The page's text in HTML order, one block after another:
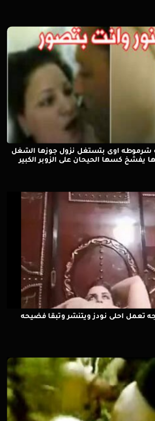
اوى بتستغل نزول جوزها الشغل
يفشخ كسها الحيحان على الزوبر الكبير
تعمل احلى نودز ويتنشر وتبقا فضيحه